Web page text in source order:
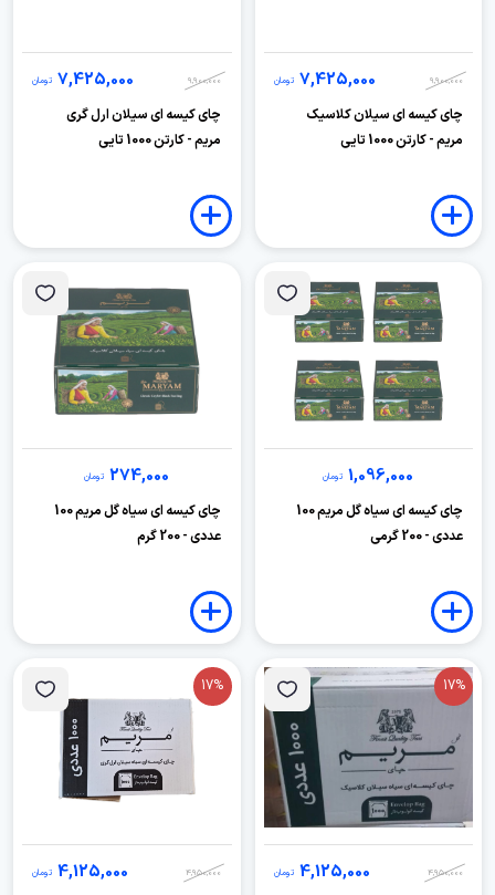
9,900,000
7,425,000 تومان
چای کیسه ای سیلان کلاسیک
مریم - کارتن 1000 تایی
9,900,000
7,425,000 تومان
چای کیسه ای سیلان ارل گری
مریم - کارتن 1000 تایی
1,096,000 تومان
چای کیسه ای سیاه گل مریم 100
عددی - 200 گرمی
274,000 تومان
چای کیسه ای سیاه گل مریم 100
عددی - 200 گرم
17%
4,950,000
4,125,000 تومان
17%
4,950,000
4,125,000 تومان